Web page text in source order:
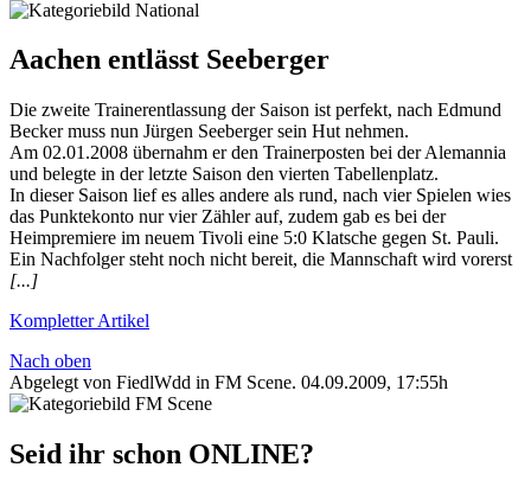
Aachen entlässt Seeberger
Die zweite Trainerentlassung der Saison ist perfekt, nach Edmund
Becker muss nun Jürgen Seeberger sein Hut nehmen.
Am 02.01.2008 übernahm er den Trainerposten bei der Alemannia
und belegte in der letzte Saison den vierten Tabellenplatz.
In dieser Saison lief es alles andere als rund, nach vier Spielen wies
das Punktekonto nur vier Zähler auf, zudem gab es bei der
Heimpremiere im neuem Tivoli eine 5:0 Klatsche gegen St. Pauli.
Ein Nachfolger steht noch nicht bereit, die Mannschaft wird vorerst
[...]
Kompletter Artikel
Nach oben
Abgelegt von FiedlWdd in FM Scene. 04.09.2009, 17:55h
Seid ihr schon ONLINE?